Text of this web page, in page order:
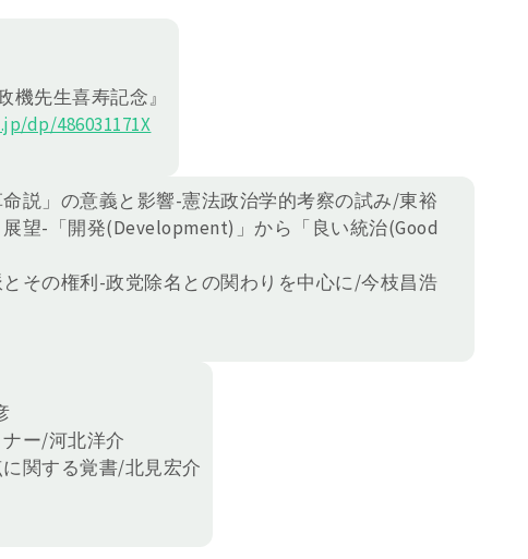
機先生喜寿記念』
dp/486031171X
説」の意義と影響-憲法政治学的考察の試み/東裕
望-「開発(Development)」から「良い統治(Good
その権利-政党除名との関わりを中心に/今枝昌浩
ナー/河北洋介
関する覚書/北見宏介